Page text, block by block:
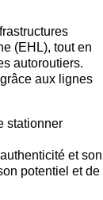
(EHL), tout en
autoroutiers.
aux lignes
stationner
et son
potentiel et de